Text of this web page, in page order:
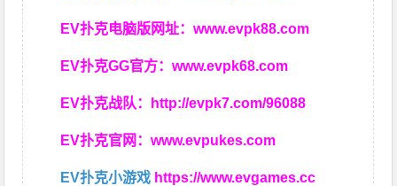
EV扑克电脑版网址：www.evpk88.com
EV扑克GG官方：www.evpk68.com
EV扑克战队： http://evpk7.com/96088
EV扑克官网：www.evpukes.com
EV扑克小游戏 https://www.evgames.cc